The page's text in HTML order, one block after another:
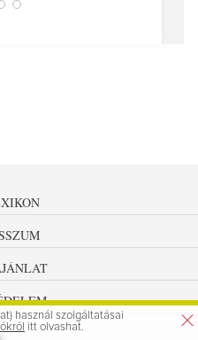
használ szolgáltatásai
itt olvashat.